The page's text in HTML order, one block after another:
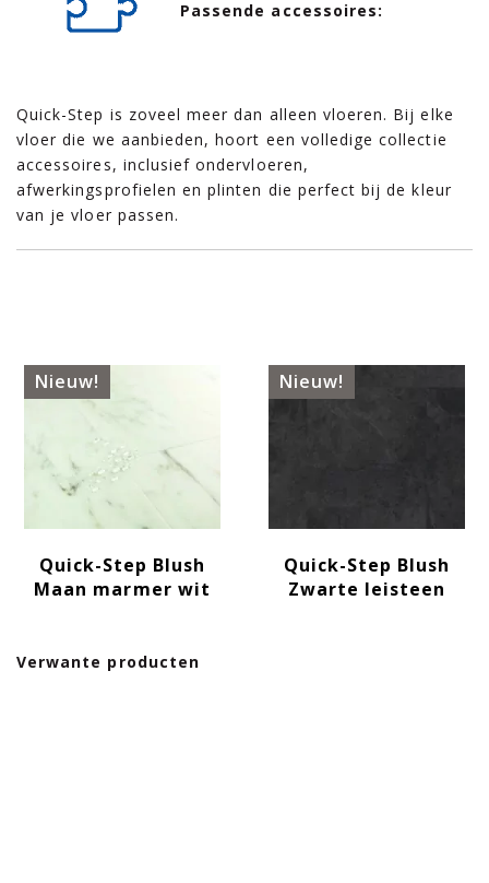
Passende accessoires:
Quick-Step is zoveel meer dan alleen vloeren. Bij elke
vloer die we aanbieden, hoort een volledige collectie
accessoires, inclusief ondervloeren,
afwerkingsprofielen en plinten die perfect bij de kleur
van je vloer passen.
Verwante producten
Nieuw!
Quick-Step Blush
Maan marmer wit
Nieuw!
Quick-Step Blush
Zwarte leisteen